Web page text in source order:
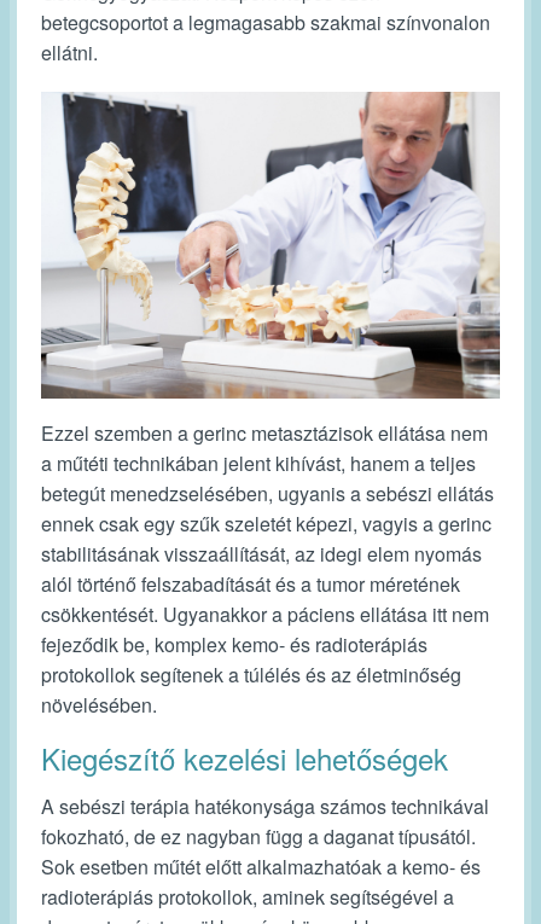
betegcsoportot a legmagasabb szakmai színvonalon
ellátni.
Ezzel szemben a gerinc metasztázisok ellátása nem
a műtéti technikában jelent kihívást, hanem a teljes
betegút menedzselésében, ugyanis a sebészi ellátás
ennek csak egy szűk szeletét képezi, vagyis a gerinc
stabilitásának visszaállítását, az idegi elem nyomás
alól történő felszabadítását és a tumor méretének
csökkentését. Ugyanakkor a páciens ellátása itt nem
fejeződik be, komplex kemo- és radioterápiás
protokollok segítenek a túlélés és az életminőség
növelésében.
Kiegészítő kezelési lehetőségek
A sebészi terápia hatékonysága számos technikával
fokozható, de ez nagyban függ a daganat típusától.
Sok esetben műtét előtt alkalmazhatóak a kemo- és
radioterápiás protokollok, aminek segítségével a